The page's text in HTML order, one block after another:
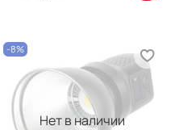
Нет в наличии
-8%